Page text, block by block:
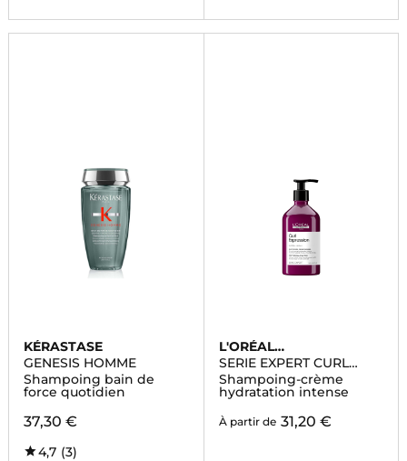
KÉRASTASE
GENESIS HOMME
Shampoing bain de
force quotidien
37,30 €
4,7 (3)
L'ORÉAL
PROFESSIONNEL
SERIE EXPERT CURL
EXPRESSION
Shampoing-crème
hydratation intense
À partir de 31,20 €